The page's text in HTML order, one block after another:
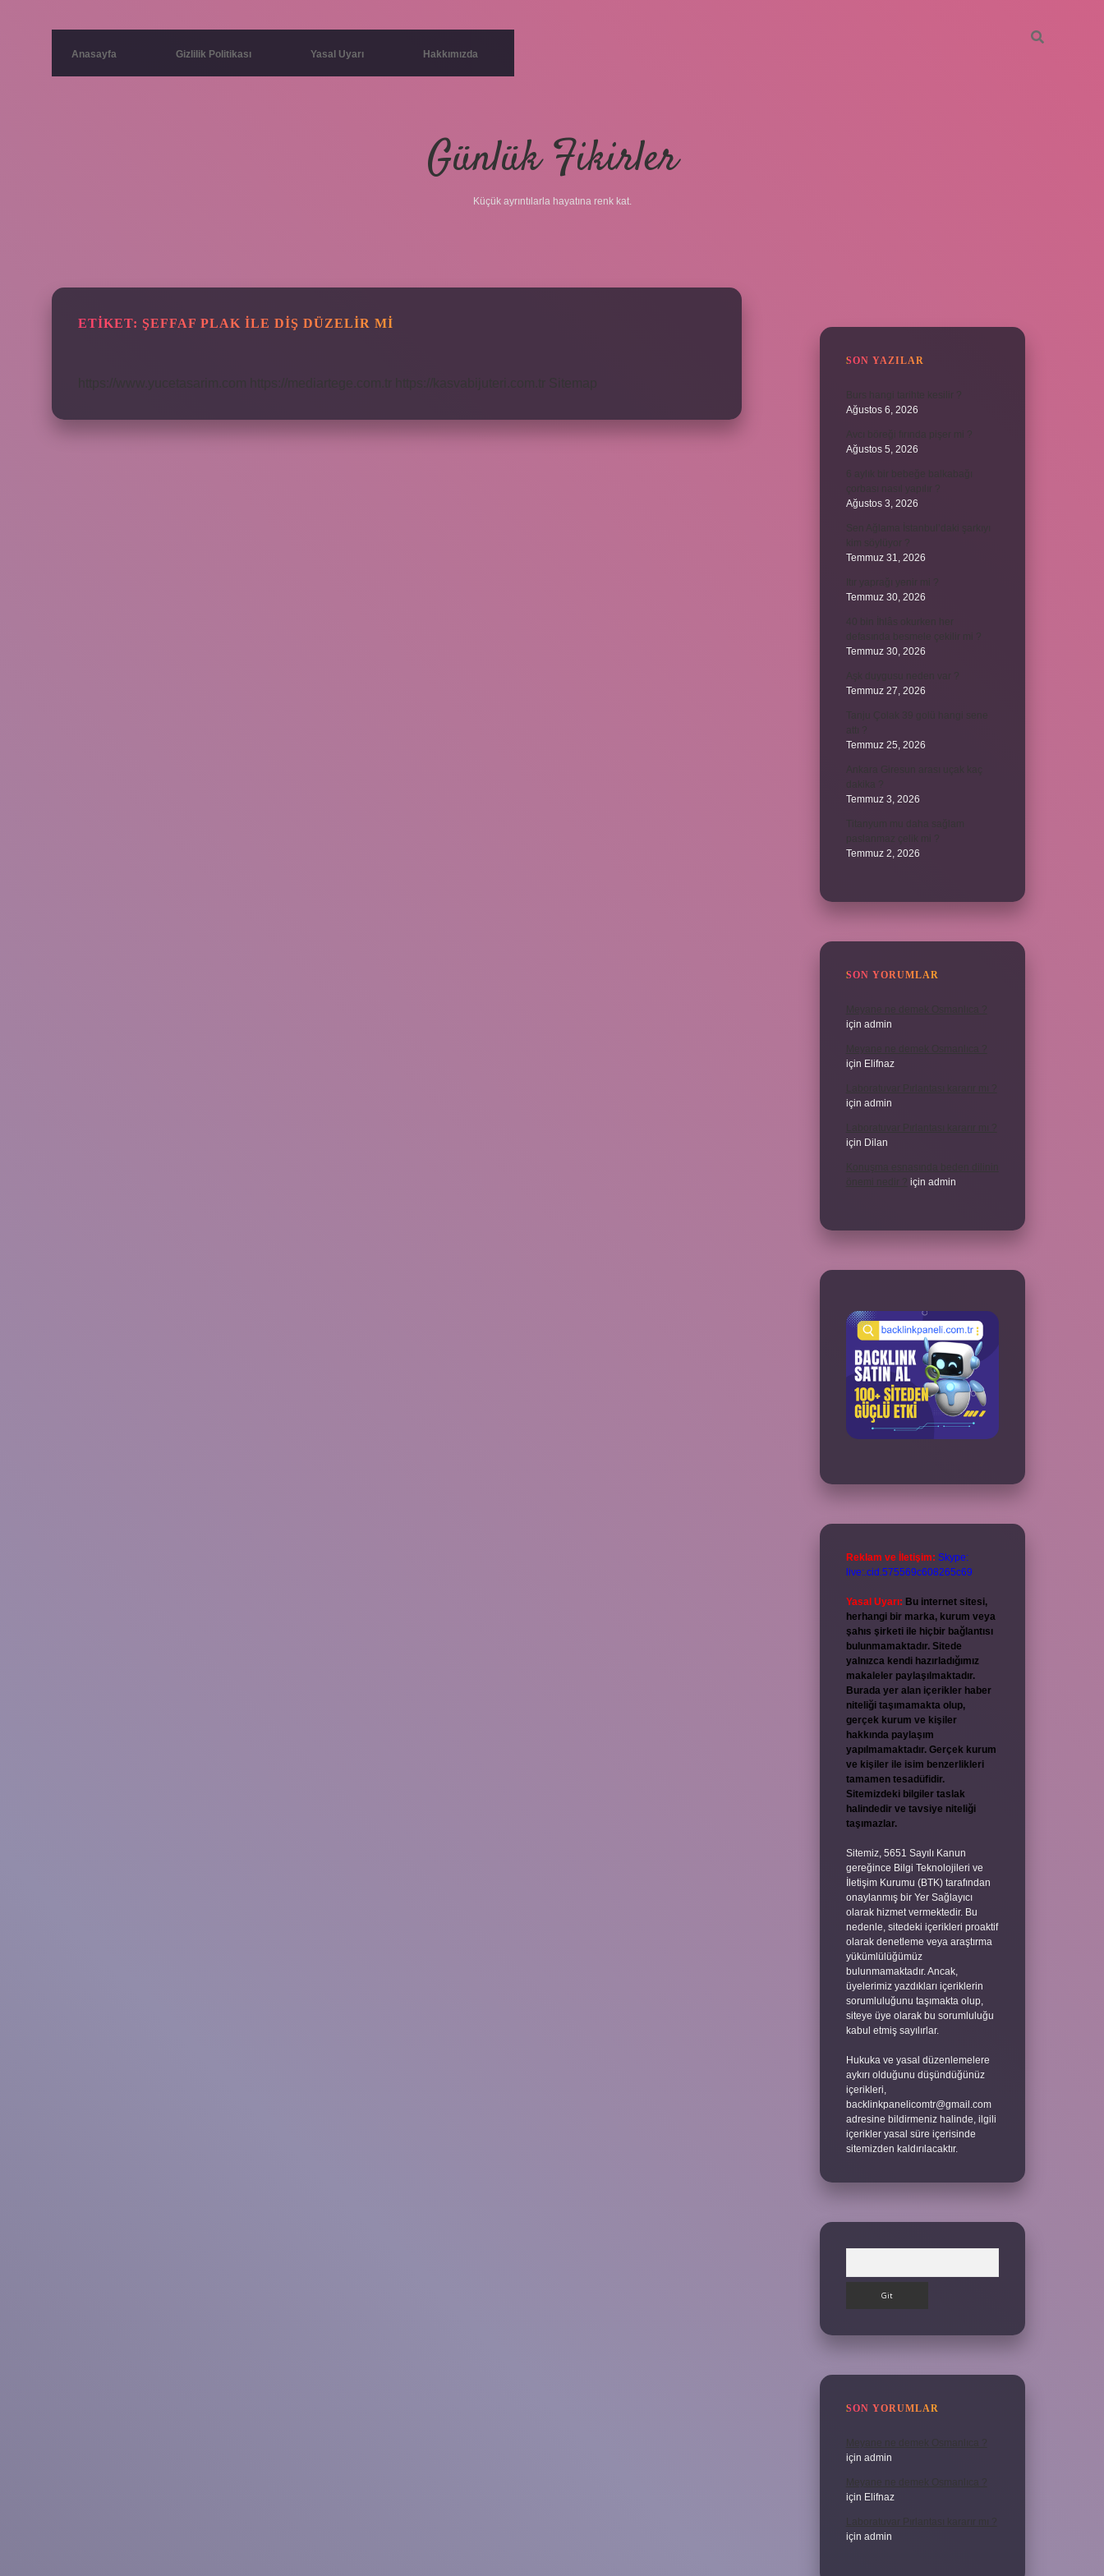
Anasayfa Gizlilik Politikası Yasal Uyarı Hakkımızda
Günlük Fikirler
Küçük ayrıntılarla hayatına renk kat.
ETIKET: ŞEFFAF PLAK ILE DIŞ DÜZELIR MI
SON YAZILAR
Ağustos 6, 2026
Ağustos 5, 2026
Ağustos 3, 2026
Temmuz 31, 2026
Temmuz 30, 2026
Temmuz 30, 2026
Temmuz 27, 2026
Temmuz 25, 2026
Temmuz 3, 2026
Temmuz 2, 2026
SON YORUMLAR
için admin
için Elifnaz
için admin
için Dilan
için admin
Reklam ve İletişim: Skype:
live:.cid.575569c608265c69
Yasal Uyarı: Bu internet sitesi,
herhangi bir marka, kurum veya
şahıs şirketi ile hiçbir bağlantısı
bulunmamaktadır. Sitede
yalnızca kendi hazırladığımız
makaleler paylaşılmaktadır.
Burada yer alan içerikler haber
niteliği taşımamakta olup,
gerçek kurum ve kişiler
hakkında paylaşım
yapılmamaktadır. Gerçek kurum
ve kişiler ile isim benzerlikleri
tamamen tesadüfidir.
Sitemizdeki bilgiler taslak
halindedir ve tavsiye niteliği
taşımazlar.
Sitemiz, 5651 Sayılı Kanun
gereğince Bilgi Teknolojileri ve
İletişim Kurumu (BTK) tarafından
onaylanmış bir Yer Sağlayıcı
olarak hizmet vermektedir. Bu
nedenle, sitedeki içerikleri proaktif
olarak denetleme veya araştırma
yükümlülüğümüz
bulunmamaktadır. Ancak,
üyelerimiz yazdıkları içeriklerin
sorumluluğunu taşımakta olup,
siteye üye olarak bu sorumluluğu
kabul etmiş sayılırlar.
Hukuka ve yasal düzenlemelere
aykırı olduğunu düşündüğünüz
içerikleri,
backlinkpanelicomtr@gmail.com
adresine bildirmeniz halinde, ilgili
içerikler yasal süre içerisinde
sitemizden kaldırılacaktır.
SON YORUMLAR
Meyane ne demek Osmanlıca ?
için admin
Meyane ne demek Osmanlıca ?
için Elifnaz
Laboratuvar Pırlantası kararır mı ?
için admin